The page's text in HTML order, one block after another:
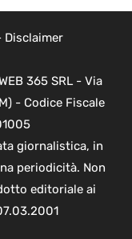
Disclaimer
365 SRL - Via
- Codice Fiscale
giornalistica, in
periodicità. Non
editoriale ai